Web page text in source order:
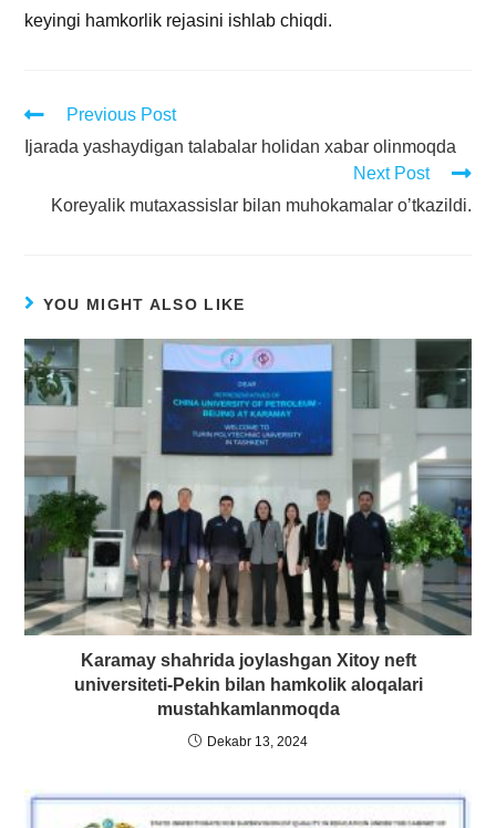
keyingi hamkorlik rejasini ishlab chiqdi.
Previous Post
Ijarada yashaydigan talabalar holidan xabar olinmoqda
Next Post
Koreyalik mutaxassislar bilan muhokamalar oʼtkazildi.
YOU MIGHT ALSO LIKE
Karamay shahrida joylashgan Xitoy neft
universiteti-Pekin bilan hamkolik aloqalari
mustahkamlanmoqda
Dekabr 13, 2024